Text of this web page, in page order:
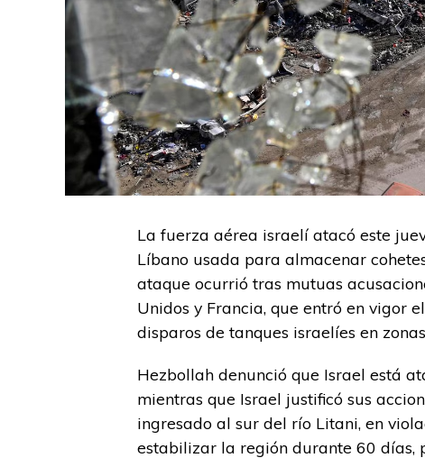
La fuerza aérea israelí atacó este
Líbano usada para almacenar
ataque ocurrió tras mutuas
Unidos y Francia, que entró en vigor
disparos de tanques israelíes en
Hezbollah denunció que Israel está
mientras que Israel justificó sus
ingresado al sur del río Litani, en
estabilizar la región durante 60 días,